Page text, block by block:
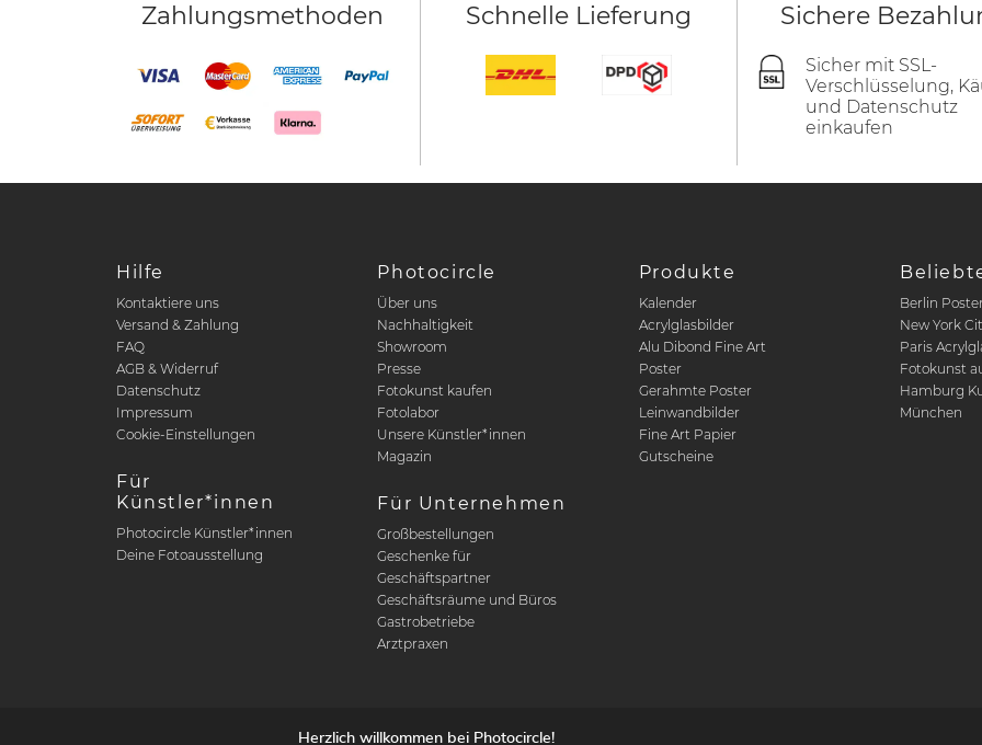
Zahlungsmethoden Schnelle Lieferung Sichere
Sicher mit SSL-
Verschlüsselung,
und Datenschutz
einkaufen
Hilfe
Kontaktiere uns
Versand & Zahlung
FAQ
AGB & Widerruf
Datenschutz
Impressum
Cookie-Einstellungen
Für
Künstler*innen
Photocircle Künstler*innen
Deine Fotoausstellung
Photocircle
Über uns
Nachhaltigkeit
Showroom
Presse
Fotokunst kaufen
Fotolabor
Unsere Künstler*innen
Magazin
Für Unternehmen
Großbestellungen
Geschenke für
Geschäftspartner
Geschäftsräume und Büros
Gastrobetriebe
Arztpraxen
Produkte
Kalender
Acrylglasbilder
Alu Dibond Fine Art
Poster
Gerahmte Poster
Leinwandbilder
Fine Art Papier
Gutscheine
Berlin
New York
Paris
Fotokunst
Hamburg
München
Herzlich willkommen bei Photocircle!